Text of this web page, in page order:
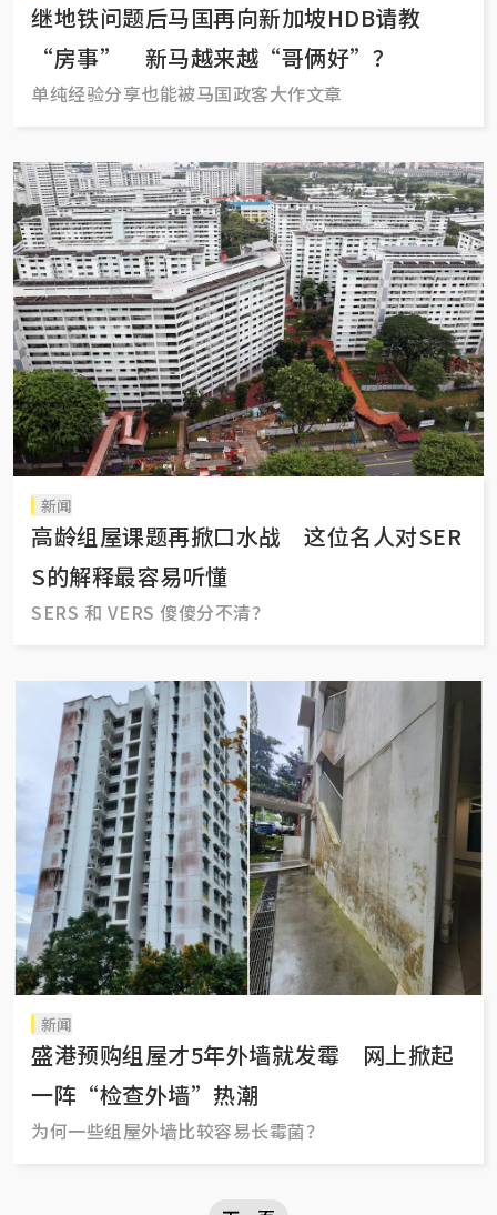
继地铁问题后马国再向新加坡HDB请教
“房事” 新马越来越“哥俩好”？
单纯经验分享也能被马国政客大作文章
新闻
高龄组屋课题再掀口水战 这位名人对SER
S的解释最容易听懂
SERS 和 VERS 傻傻分不清？
新闻
盛港预购组屋才5年外墙就发霉 网上掀起
一阵“检查外墙”热潮
为何一些组屋外墙比较容易长霉菌？